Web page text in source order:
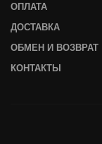
ОПЛАТА
ДОСТАВКА
ОБМЕН И ВОЗВРАТ
КОНТАКТЫ